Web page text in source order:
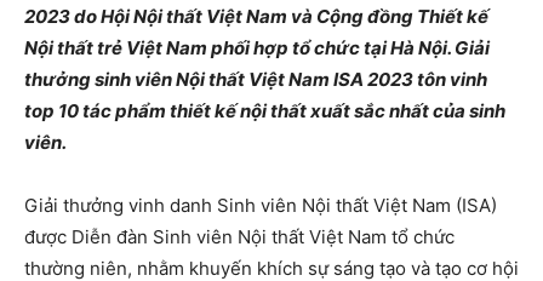
2023 do Hội Nội thất Việt Nam và Cộng đồng Thiết kế
Nội thất trẻ Việt Nam phối hợp tổ chức tại Hà Nội. Giải
thưởng sinh viên Nội thất Việt Nam ISA 2023 tôn vinh
top 10 tác phẩm thiết kế nội thất xuất sắc nhất của sinh
viên.
Giải thưởng vinh danh Sinh viên Nội thất Việt Nam (ISA)
được Diễn đàn Sinh viên Nội thất Việt Nam tổ chức
thường niên, nhằm khuyến khích sự sáng tạo và tạo cơ hội